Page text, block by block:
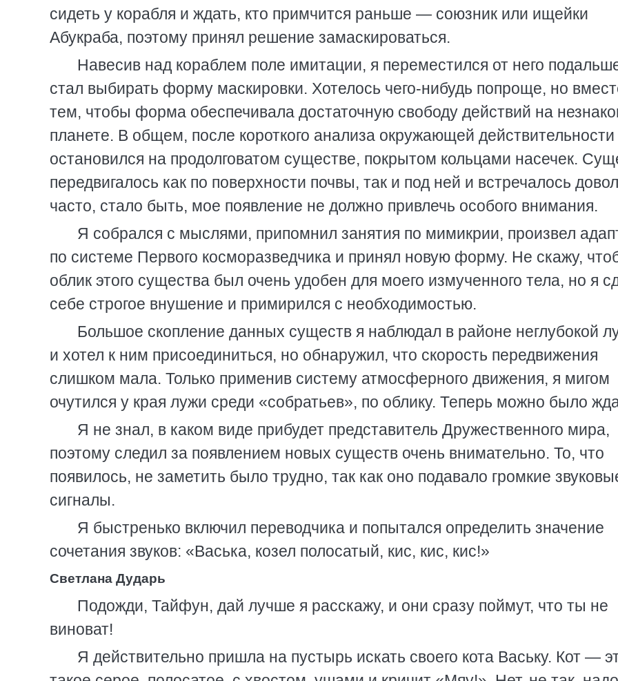
сидеть у корабля и ждать, кто примчится раньше — союзник или ищейки
Абукраба, поэтому принял решение замаскироваться.
Навесив над кораблем поле имитации, я переместился от него
стал выбирать форму маскировки. Хотелось чего-нибудь попроще, но
тем, чтобы форма обеспечивала достаточную свободу действий на
планете. В общем, после короткого анализа окружающей действительности
остановился на продолговатом существе, покрытом кольцами насечек.
передвигалось как по поверхности почвы, так и под ней и встречалось
часто, стало быть, мое появление не должно привлечь особого внимания.
Я собрался с мыслями, припомнил занятия по мимикрии, произвел
по системе Первого косморазведчика и принял новую форму. Не скажу,
облик этого существа был очень удобен для моего измученного тела, но я
себе строгое внушение и примирился с необходимостью.
Большое скопление данных существ я наблюдал в районе неглубокой
и хотел к ним присоединиться, но обнаружил, что скорость передвижения
слишком мала. Только применив систему атмосферного движения, я мигом
очутился у края лужи среди «собратьев», по облику. Теперь можно было
Я не знал, в каком виде прибудет представитель Дружественного мира,
поэтому следил за появлением новых существ очень внимательно. То, что
появилось, не заметить было трудно, так как оно подавало громкие
сигналы.
Я быстренько включил переводчика и попытался определить значение
сочетания звуков: «Васька, козел полосатый, кис, кис, кис!»
Светлана Дударь
Подожди, Тайфун, дай лучше я расскажу, и они сразу поймут, что ты не
виноват!
Я действительно пришла на пустырь искать своего кота Ваську. Кот —